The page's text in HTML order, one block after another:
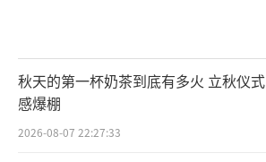
秋天的第一杯奶茶到底有多火 立秋仪式
感爆棚
2026-08-07 22:27:33